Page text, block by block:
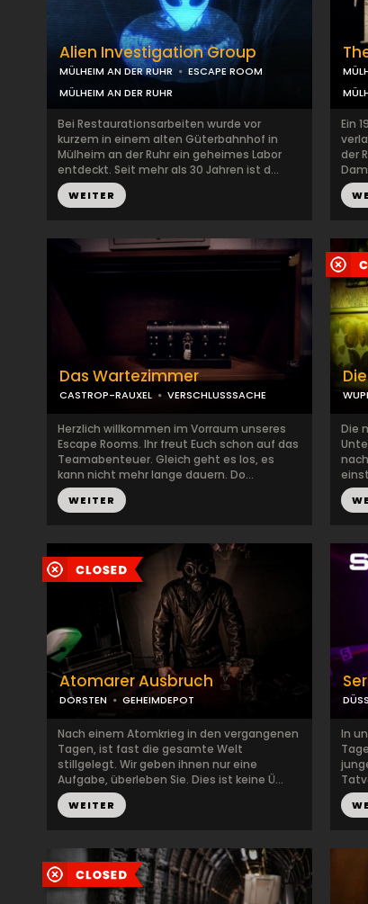
Alien Investigation Group
MÜLHEIM AN DER RUHR
ESCAPE ROOM
MÜLHEIM AN DER RUHR
Bei Restaurationsarbeiten wurde vor
kurzem in einem alten Güterbahnhof in
Mülheim an der Ruhr ein geheimes Labor
entdeckt. Seit mehr als 30 Jahren ist d...
WEITER
Ein
der
Das Wartezimmer
CASTROP-RAUXEL VERSCHLUSSSACHE
Herzlich willkommen im Vorraum unseres
Escape Rooms. Ihr freut Euch schon auf das
Teamabenteuer. Gleich geht es los, es
kann nicht mehr lange dauern. Do...
WEITER
Die
Atomarer Ausbruch
DORSTEN GEHEIMDEPOT
Nach einem Atomkrieg in den vergangenen
Tagen, ist fast die gesamte Welt
stillgelegt. Wir geben ihnen nur eine
Aufgabe, überleben Sie. Dies ist keine Ü...
WEITER
In